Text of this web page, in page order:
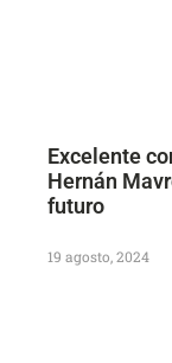
Excelente
Hernán
futuro
19 agosto, 2024